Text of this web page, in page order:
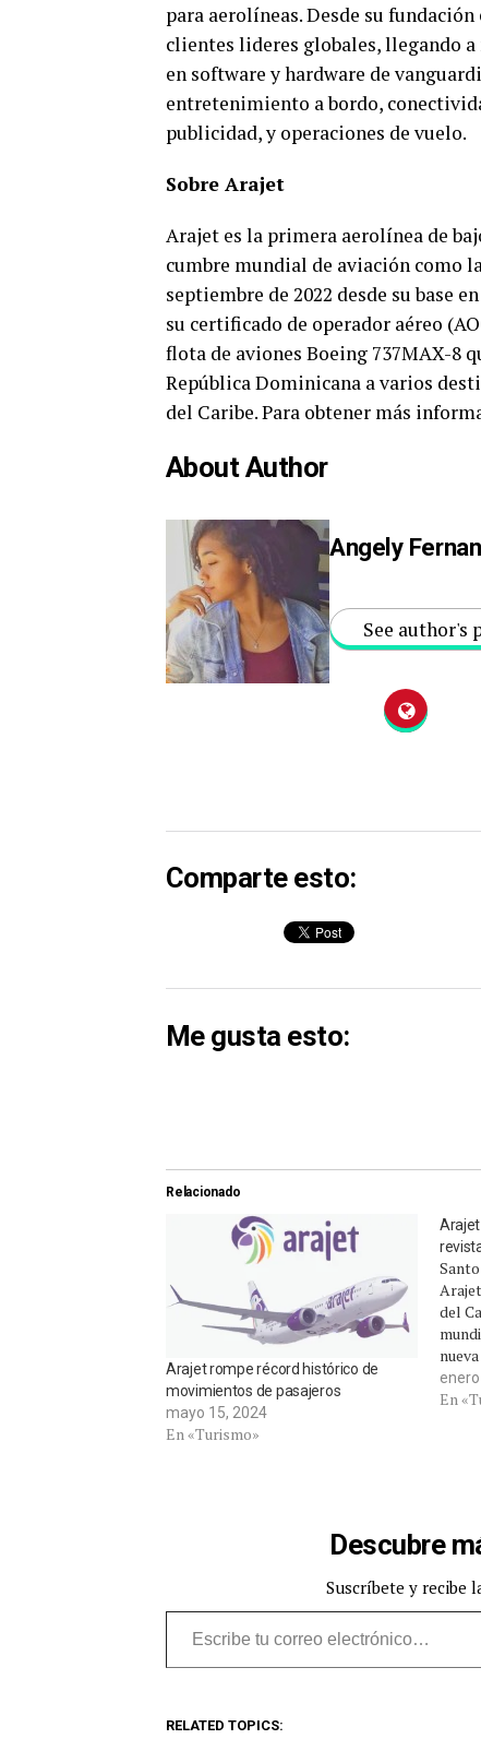
para aerolíneas. Desde su
clientes lideres globales, llegando a
en software y hardware de
entretenimiento a bordo,
publicidad, y operaciones de vuelo.
Sobre Arajet
Arajet es la primera aerolínea de
cumbre mundial de aviación como
septiembre de 2022 desde su base
su certificado de operador aéreo
flota de aviones Boeing 737MAX-8
República Dominicana a varios
del Caribe.Para obtener más
About Author
Angely
See author's
Comparte esto:
Me gusta esto:
Relacionado
Arajet rompe récord histórico de
movimientos de pasajeros
mayo 15, 2024
En «Turismo»
del
a
la
En
Descubre
Suscríbete y recibe
Escribe tu correo electrónico…
RELATED TOPICS: